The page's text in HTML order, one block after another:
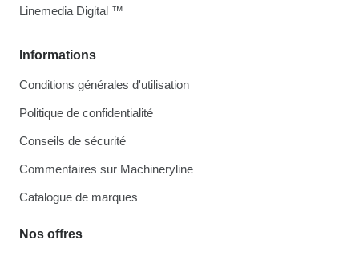
Informations
Conditions générales d'utilisation
Politique de confidentialité
Conseils de sécurité
Commentaires sur Machineryline
Catalogue de marques
Nos offres
Linemedia Digital ™